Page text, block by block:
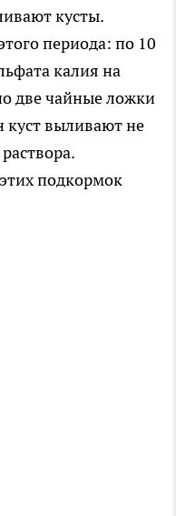
кусты.
периода: по 10
калия на
две чайные ложки
куст выливают не
подкормок